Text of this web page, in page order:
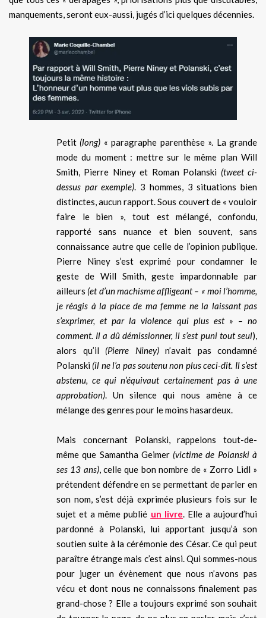
manquements, seront eux-aussi, jugés d’ici quelques décennies.
Petit (long) « paragraphe parenthèse ». La grande
mode du moment : mettre sur le même plan Will
Smith, Pierre Niney et Roman Polanski (tweet ci-
dessus par exemple). 3 hommes, 3 situations bien
distinctes, aucun rapport. Sous couvert de « vouloir
faire le bien », tout est mélangé, confondu,
rapporté sans nuance et bien souvent, sans
connaissance autre que celle de l’opinion publique.
Pierre Niney s’est exprimé pour condamner le
geste de Will Smith, geste impardonnable par
ailleurs (et d’un machisme affligeant – « moi l’homme,
je réagis à la place de ma femme ne la laissant pas
s’exprimer, et par la violence qui plus est » – no
comment. Il a dû démissionner, il s’est puni tout seul),
alors qu’il(Pierre Niney)n’avait pas condamné
Polanski (il ne l’a pas soutenu non plus ceci-dit. Il s’est
abstenu, ce qui n’équivaut certainement pas à une
approbation). Un silence qui nous amène à ce
mélange des genres pour le moins hasardeux.
Mais concernant Polanski, rappelons tout-de-
même que Samantha Geimer (victime de Polanski à
ses 13 ans), celle que bon nombre de « Zorro Lidl »
prétendent défendre en se permettant de parler en
son nom, s’est déjà exprimée plusieurs fois sur le
sujet et a même publié un livre. Elle a aujourd’hui
pardonné à Polanski, lui apportant jusqu’à son
soutien suite à la cérémonie des César. Ce qui peut
paraître étrange mais c’est ainsi. Qui sommes-nous
pour juger un évènement que nous n’avons pas
vécu et dont nous ne connaissons finalement pas
grand-chose ? Elle a toujours exprimé son souhait